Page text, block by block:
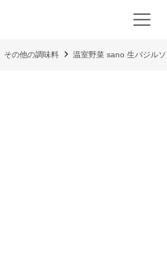
その他の調味料 温室野菜 sano 生バジル